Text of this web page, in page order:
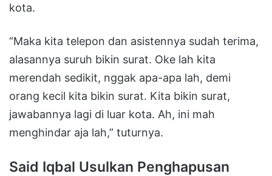
kota.
“Maka kita telepon dan asistennya sudah terima,
alasannya suruh bikin surat. Oke lah kita
merendah sedikit, nggak apa-apa lah, demi
orang kecil kita bikin surat. Kita bikin surat,
jawabannya lagi di luar kota. Ah, ini mah
menghindar aja lah,” tuturnya.
Said Iqbal Usulkan Penghapusan